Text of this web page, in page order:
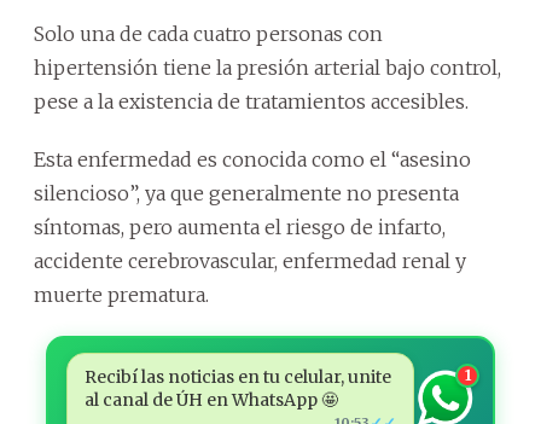
Solo una de cada cuatro personas con
hipertensión tiene la presión arterial bajo control,
pese a la existencia de tratamientos accesibles.
Esta enfermedad es conocida como el “asesino
silencioso”, ya que generalmente no presenta
síntomas, pero aumenta el riesgo de infarto,
accidente cerebrovascular, enfermedad renal y
muerte prematura.
Recibí las noticias en tu celular, unite
al canal de ÚH en WhatsApp 🤩
1